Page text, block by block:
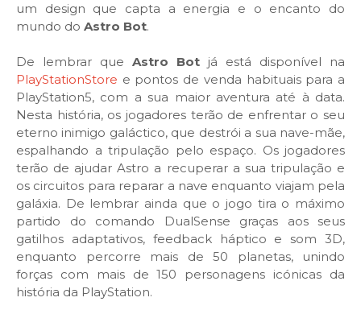
um design que capta a energia e o encanto do
mundo do Astro Bot.
De lembrar que Astro Bot já está disponível na
PlayStationStore e pontos de venda habituais para a
PlayStation5, com a sua maior aventura até à data.
Nesta história, os jogadores terão de enfrentar o seu
eterno inimigo galáctico, que destrói a sua nave-mãe,
espalhando a tripulação pelo espaço. Os jogadores
terão de ajudar Astro a recuperar a sua tripulação e
os circuitos para reparar a nave enquanto viajam pela
galáxia. De lembrar ainda que o jogo tira o máximo
partido do comando DualSense graças aos seus
gatilhos adaptativos, feedback háptico e som 3D,
enquanto percorre mais de 50 planetas, unindo
forças com mais de 150 personagens icónicas da
história da PlayStation.